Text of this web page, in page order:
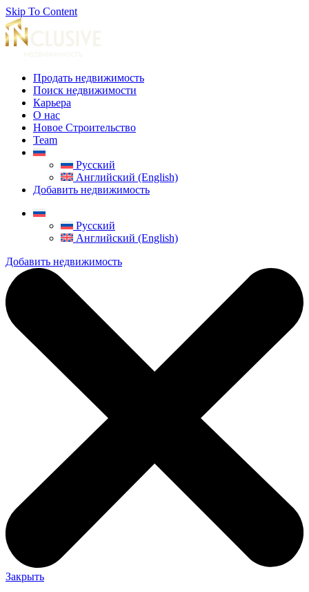
Skip To Content
Продать недвижимость
Поиск недвижимости
Карьера
О нас
Новое Строительство
Team
Русский
Английский (English)
Добавить недвижимость
Русский
Английский (English)
Добавить недвижимость
Закрыть